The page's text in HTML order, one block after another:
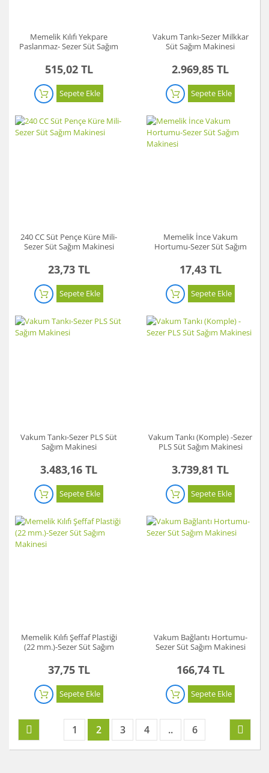
Memelik Kılıfı Yekpare
Paslanmaz- Sezer Süt Sağım
515,02 TL
Sepete Ekle
Vakum Tankı-Sezer Milkkar
Süt Sağım Makinesi
2.969,85 TL
Sepete Ekle
240 CC Süt Pençe Küre Mili-
Sezer Süt Sağım Makinesi
23,73 TL
Sepete Ekle
Memelik İnce Vakum
Hortumu-Sezer Süt Sağım
17,43 TL
Sepete Ekle
Vakum Tankı-Sezer PLS Süt
Sağım Makinesi
3.483,16 TL
Sepete Ekle
Vakum Tankı (Komple) -Sezer
PLS Süt Sağım Makinesi
3.739,81 TL
Sepete Ekle
Memelik Kılıfı Şeffaf Plastiği
(22 mm.)-Sezer Süt Sağım
37,75 TL
Sepete Ekle
Vakum Bağlantı Hortumu-
Sezer Süt Sağım Makinesi
166,74 TL
Sepete Ekle
1 2 3 4 .. 6